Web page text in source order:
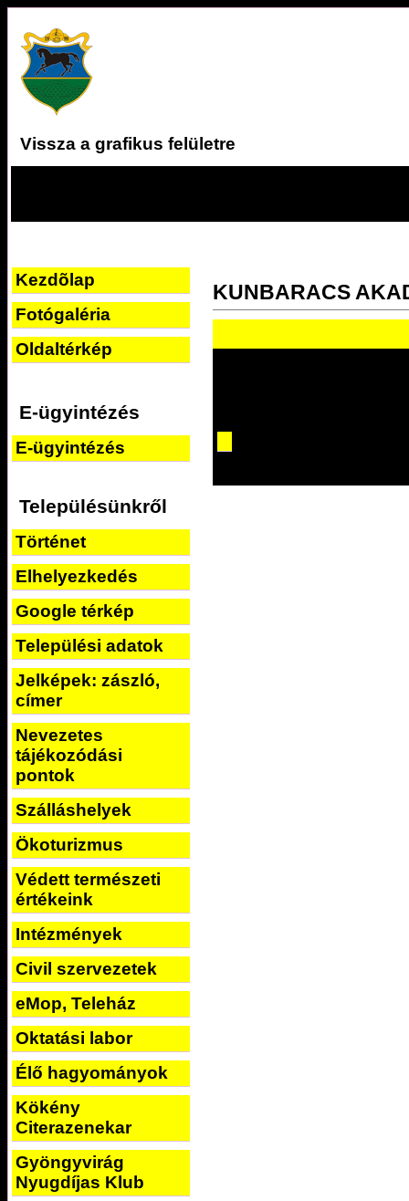
Vissza a grafikus felületre
Kezdõlap
Fotógaléria
Oldaltérkép
E-ügyintézés
E-ügyintézés
Településünkről
Történet
Elhelyezkedés
Google térkép
Települési adatok
Jelképek: zászló,
címer
Nevezetes
tájékozódási
pontok
Szálláshelyek
Ökoturizmus
Védett természeti
értékeink
Intézmények
Civil szervezetek
eMop, Teleház
Oktatási labor
Élő hagyományok
Kökény
Citerazenekar
Gyöngyvirág
Nyugdíjas Klub
KUNBARACS